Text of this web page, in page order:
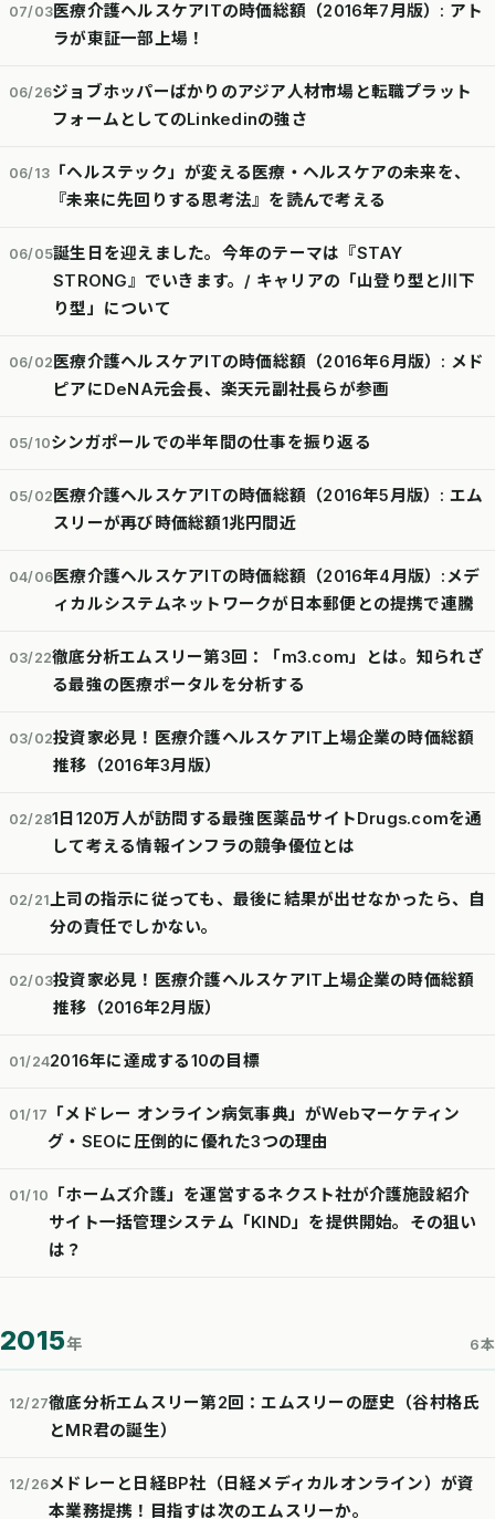
07/03医療介護ヘルスケアITの時価総額（2016年7月版）: アト
ラが東証一部上場！
06/26ジョブホッパーばかりのアジア人材市場と転職プラット
フォームとしてのLinkedinの強さ
06/13 「ヘルステック」が変える医療・ヘルスケアの未来を、
『未来に先回りする思考法』を読んで考える
06/05誕生日を迎えました。今年のテーマは『STAY
STRONG』でいきます。/ キャリアの「山登り型と川下
り型」について
06/02医療介護ヘルスケアITの時価総額（2016年6月版）: メド
ピアにDeNA元会長、楽天元副社長らが参画
05/10シンガポールでの半年間の仕事を振り返る
05/02医療介護ヘルスケアITの時価総額（2016年5月版）: エム
スリーが再び時価総額1兆円間近
04/06医療介護ヘルスケアITの時価総額（2016年4月版）:メデ
ィカルシステムネットワークが日本郵便との提携で連騰
03/22徹底分析エムスリー第3回：「m3.com」とは。知られざ
る最強の医療ポータルを分析する
03/02投資家必見！医療介護ヘルスケアIT上場企業の時価総額
推移（2016年3月版）
02/281日120万人が訪問する最強医薬品サイトDrugs.comを通
して考える情報インフラの競争優位とは
02/21上司の指示に従っても、最後に結果が出せなかったら、自
分の責任でしかない。
02/03投資家必見！医療介護ヘルスケアIT上場企業の時価総額
推移（2016年2月版）
01/242016年に達成する10の目標
01/17
「メドレー オンライン病気事典」がWebマーケティン
グ・SEOに圧倒的に優れた3つの理由
01/10
「ホームズ介護」を運営するネクスト社が介護施設紹介
サイト一括管理システム「KIND」を提供開始。その狙い
は？
2015年 6本
12/27徹底分析エムスリー第2回：エムスリーの歴史（谷村格氏
とMR君の誕生）
12/26メドレーと日経BP社（日経メディカルオンライン）が資
本業務提携！目指すは次のエムスリーか。